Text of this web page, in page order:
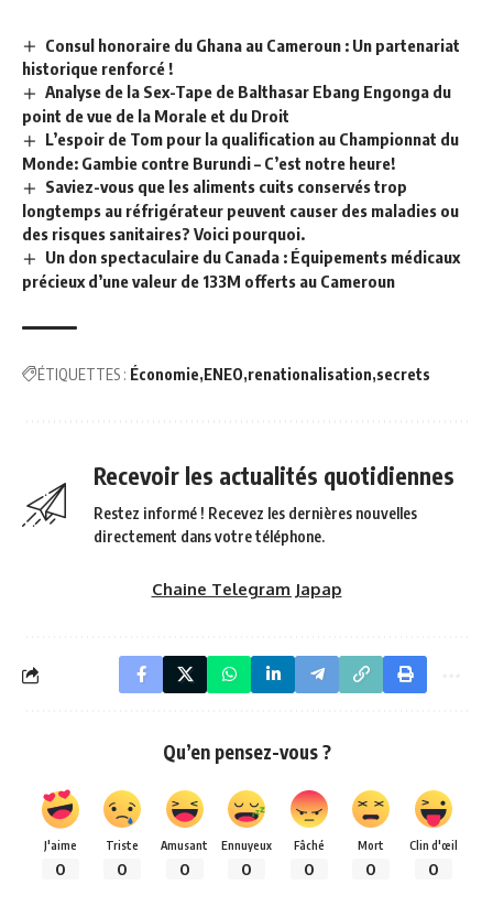
Consul honoraire du Ghana au Cameroun : Un partenariat
historique renforcé !
Analyse de la Sex-Tape de Balthasar Ebang Engonga du
point de vue de la Morale et du Droit
L’espoir de Tom pour la qualification au Championnat du
Monde: Gambie contre Burundi – C’est notre heure!
Saviez-vous que les aliments cuits conservés trop
longtemps au réfrigérateur peuvent causer des maladies ou
des risques sanitaires? Voici pourquoi.
Un don spectaculaire du Canada : Équipements médicaux
précieux d’une valeur de 133M offerts au Cameroun
ÉTIQUETTES : Économie ENEO renationalisation secrets
Recevoir les actualités quotidiennes
Restez informé ! Recevez les dernières nouvelles
directement dans votre téléphone.
Chaine Telegram Japap
Qu’en pensez-vous ?
J'aime
0
Triste
0
Amusant
0
Ennuyeux
0
Fâché
0
Mort
0
Clin d'œil
0